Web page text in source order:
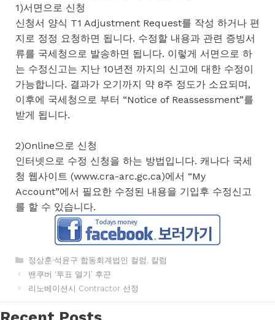
1)서면으로 신청
신청서 양식 T1 Adjustment Request를 작성 하거나 편
지로 정정 요청하면 됩니다. 수정할 내용과 관련 증빙서
류를 국세청으로 발송하면 됩니다. 이렇게 서면으로 하
는 수정신고는 지난 10년전 까지의 신고에 대한 수정이
가능합니다. 결과가 오기까지 약 8주 정도가 소요되며,
이후에 국세청으로 부터 “Notice of Reassessment”를
받게 됩니다.
2)Online으로 신청
인터넷으로 수정 신청을 하는 방법입니다. 캐나다 국세
청 웹사이트 (www.cra-arc.gc.ca)에서 “My
Account”에서 필요한 수정된 내용을 기입후 수정신고
를 할 수 있습니다.
카
테
고
리
정상훈·석윤구 합동회계법인 컬럼
칼럼
밴쿠버 ‘투표 열기’ 후끈
리노베이션시 Contractor 선정